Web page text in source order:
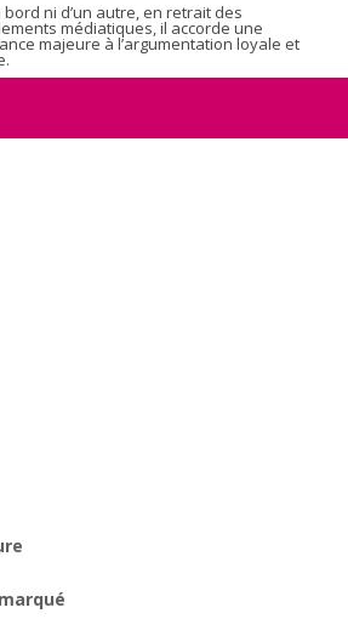
bord ni d’un autre, en retrait des
médiatiques, il accorde une
majeure à l’argumentation loyale et